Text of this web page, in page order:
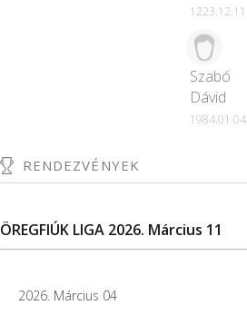
1223.12.11
Szabó
Dávid
1984.01.04
RENDEZVÉNYEK
ÖREGFIÚK LIGA 2026. Március 11
2026. Március 04